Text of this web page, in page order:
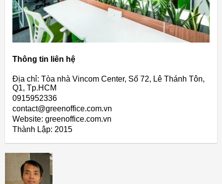
Thông tin liên hệ
Địa chỉ: Tòa nhà Vincom Center, Số 72, Lê Thánh Tôn,
Q1, Tp.HCM
0915952336
contact@greenoffice.com.vn
Website: greenoffice.com.vn
Thành Lập: 2015